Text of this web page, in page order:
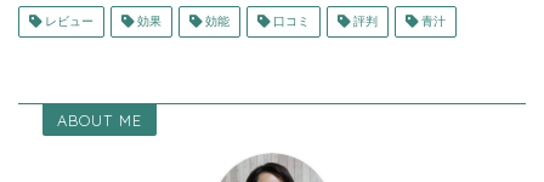
レビュー 効果 効能 口コミ 評判 青汁
ABOUT ME